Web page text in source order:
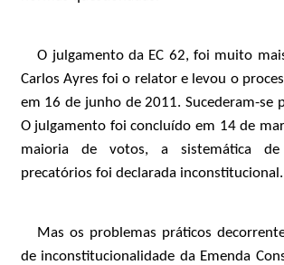
O julgamento da EC 62, foi muito
Carlos Ayres foi o relator e levou o
em 16 de junho de 2011. Sucederam-se
O julgamento foi concluído em 14 de
maioria de votos, a sistemática
precatórios foi declarada inconstitucional.
Mas os problemas práticos
de inconstitucionalidade da Emenda